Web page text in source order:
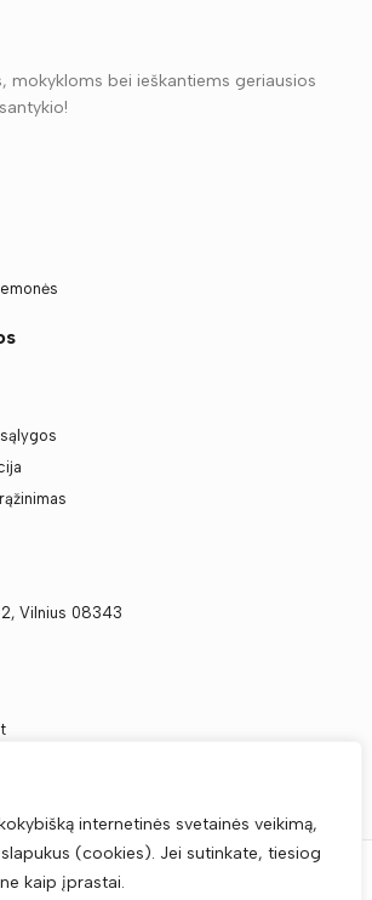
internetinės svetainės veikimą,
(cookies). Jei sutinkate, tiesiog
kaip įprastai.
mokykloms bei ieškantiems geriausios
Vilnius 08343
Visos teisės saugomos © 2025